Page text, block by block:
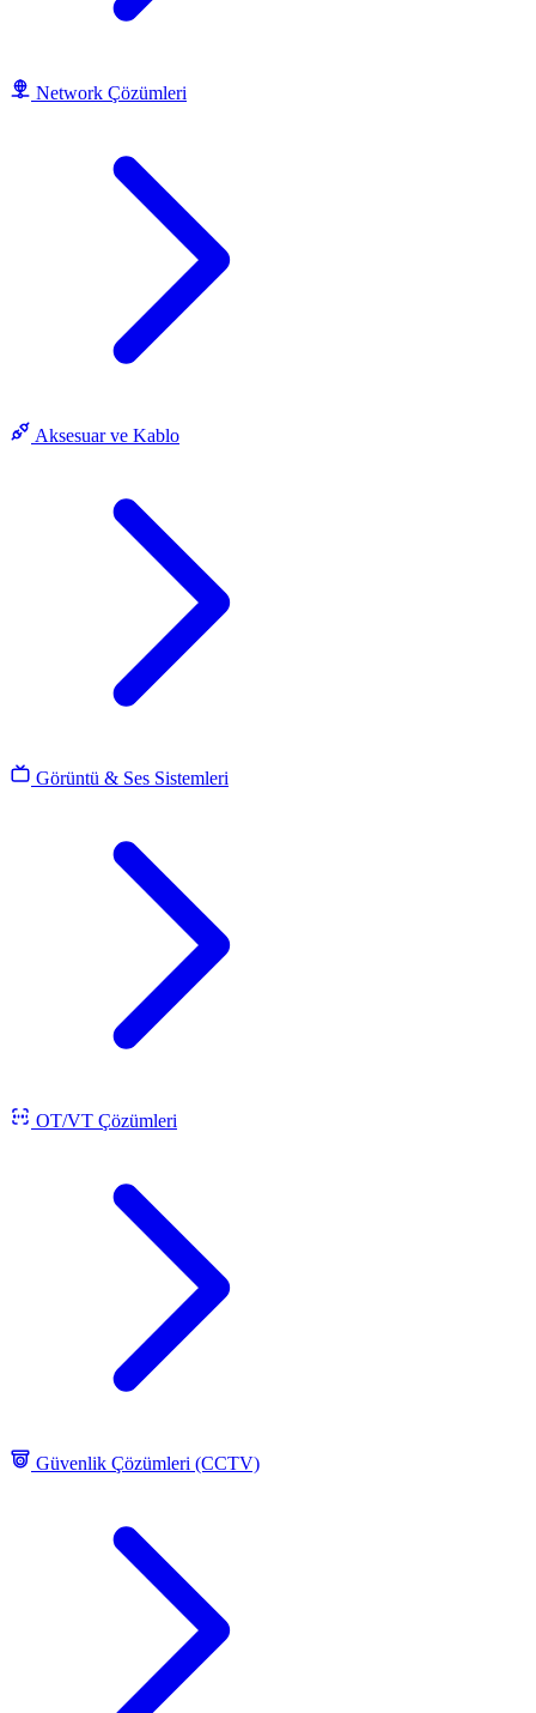
Network Çözümleri
Aksesuar ve Kablo
Görüntü & Ses Sistemleri
OT/VT Çözümleri
Güvenlik Çözümleri (CCTV)